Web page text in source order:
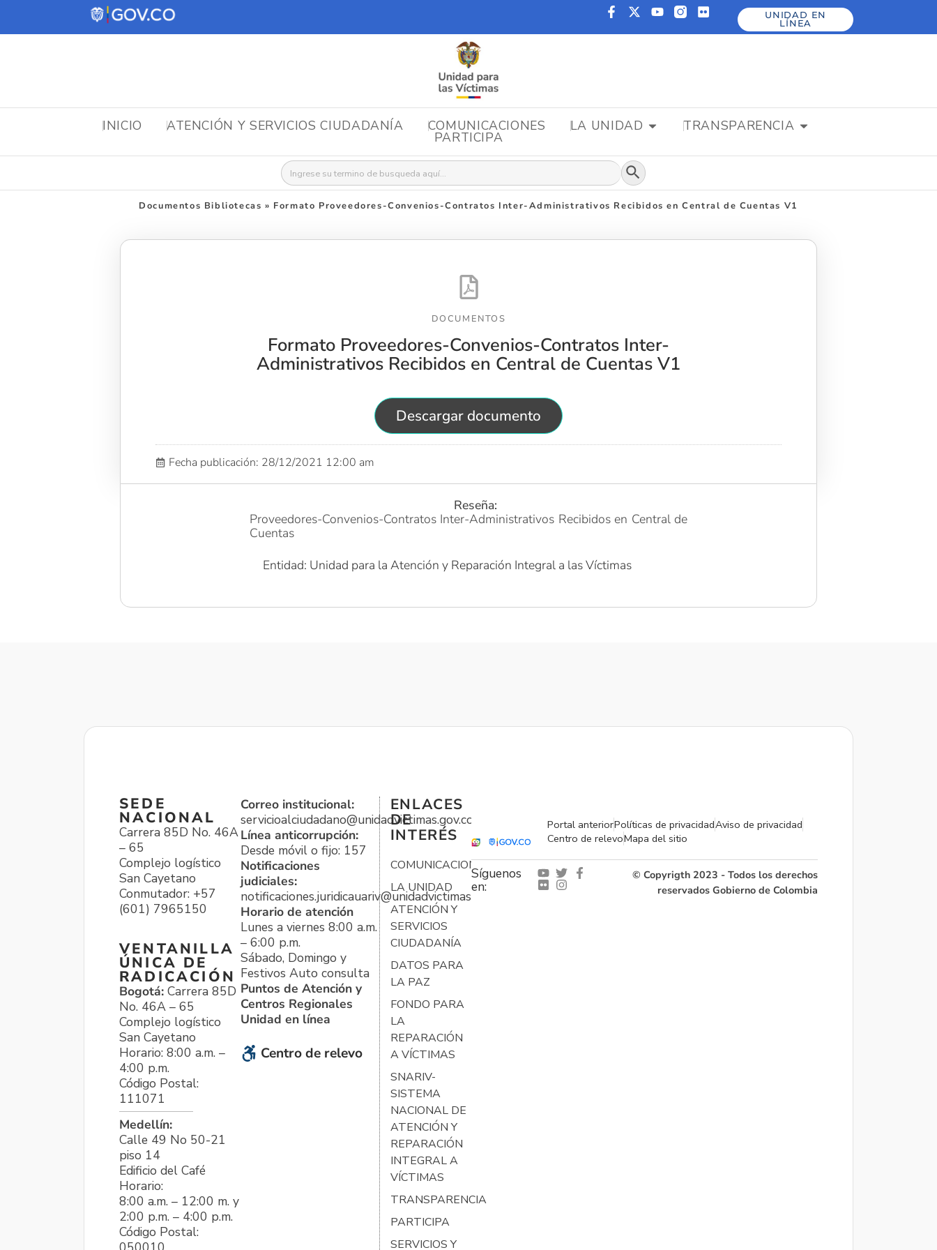
UNIDAD EN
LÍNEA
INICIO ATENCIÓN Y SERVICIOS CIUDADANÍA COMUNICACIONES LA UNIDAD TRANSPARENCIA
PARTICIPA
Buscar: Botón de búsqueda
Documentos Bibliotecas » Formato Proveedores-Convenios-Contratos Inter-Administrativos Recibidos en Central de Cuentas V1
DOCUMENTOS
Formato Proveedores-Convenios-Contratos Inter-
Administrativos Recibidos en Central de Cuentas V1
Descargar documento
Fecha publicación: 28/12/2021 12:00 am
Reseña:
Proveedores-Convenios-Contratos Inter-Administrativos Recibidos en Central de
Cuentas
Entidad: Unidad para la Atención y Reparación Integral a las Víctimas
SEDE
NACIONAL
Carrera 85D No. 46A
– 65
Complejo logístico
San Cayetano
Conmutador: +57
(601) 7965150
VENTANILLA
ÚNICA DE
RADICACIÓN
Bogotá: Carrera 85D
No. 46A – 65
Complejo logístico
San Cayetano
Horario: 8:00 a.m. –
4:00 p.m.
Código Postal:
111071
Medellín:
Calle 49 No 50-21
piso 14
Edificio del Café
Horario:
8:00 a.m. – 12:00 m. y
2:00 p.m. – 4:00 p.m.
Código Postal:
Correo institucional:
servicioalciudadano@unidadvictimas.gov.co
Línea anticorrupción:
Desde móvil o fijo: 157
Notificaciones
judiciales:
notificaciones.juridicauariv@unidadvictimas.gov.co
Horario de atención
Lunes a viernes 8:00 a.m.
– 6:00 p.m.
Sábado, Domingo y
Festivos Auto consulta
Puntos de Atención y
Centros Regionales
Unidad en línea
Centro de relevo
ENLACES
DE
INTERÉS
COMUNICACIONES
LA UNIDAD
ATENCIÓN Y
SERVICIOS
CIUDADANÍA
DATOS PARA
LA PAZ
FONDO PARA
LA
REPARACIÓN
A VÍCTIMAS
SNARIV-
SISTEMA
NACIONAL DE
ATENCIÓN Y
REPARACIÓN
INTEGRAL A
VÍCTIMAS
TRANSPARENCIA
PARTICIPA
SERVICIOS Y
Portal anteriorPolíticas de privacidadAviso de privacidad
Centro de relevoMapa del sitio
Síguenos
en:
© Copyrigth 2023 - Todos los derechos
reservados Gobierno de Colombia